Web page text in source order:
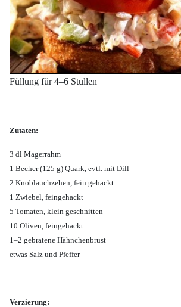
Füllung für 4–6 Stullen
Zutaten:
3 dl Magerrahm
1 Becher (125 g) Quark, evtl. mit Dill
2 Knoblauchzehen, fein gehackt
1 Zwiebel, feingehackt
5 Tomaten, klein geschnitten
10 Oliven, feingehackt
1–2 gebratene Hähnchenbrust
etwas Salz und Pfeffer
Verzierung: